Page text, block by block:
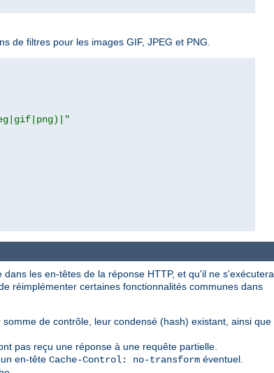
de filtres pour les images GIF, JPEG et PNG.
les en-têtes de la réponse HTTP, et qu'il ne s'exécutera
réimplémenter certaines fonctionnalités communes dans
de contrôle, leur condensé (hash) existant, ainsi que
pas reçu une réponse à une requête partielle.
en-tête Cache-Control: no-transform éventuel.